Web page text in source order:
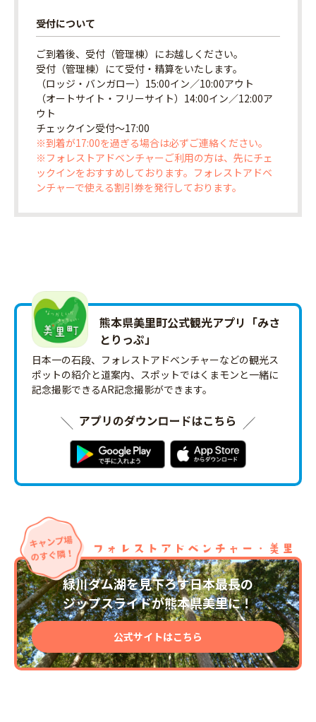
受付について
ご到着後、受付（管理棟）にお越しください。
受付（管理棟）にて受付・精算をいたします。
（ロッジ・バンガロー）15:00イン／10:00アウト
（オートサイト・フリーサイト）14:00イン／12:00ア
ウト
チェックイン受付〜17:00
※到着が17:00を過ぎる場合は必ずご連絡ください。
※フォレストアドベンチャーご利用の方は、先にチェ
ックインをおすすめしております。フォレストアドベ
ンチャーで使える割引券を発行しております。
熊本県美里町公式観光アプリ「みさ
とりっ‪ぷ‬」
日本一の石段、フォレストアドベンチャーなどの観光ス
ポットの紹介と道案内、スポットではくまモンと一緒に
記念撮影できるAR記念撮影ができます。
緑川ダム湖を見下ろす日本最長の
ジップスライドが熊本県美里に！
公式サイトはこちら